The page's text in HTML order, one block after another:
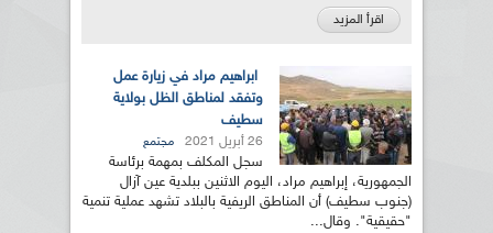
اقرأ المزيد
ابراهيم مراد في زيارة عمل
وتفقد لمناطق الظل بولاية
سطيف
26 أبريل 2021 مجتمع
سجل المكلف بمهمة برئاسة
الجمهورية، إبراهيم مراد، اليوم الاثنين ببلدية عين آزال
(جنوب سطيف) أن المناطق الريفية بالبلاد تشهد عملية تنمية
"حقيقية". وقال...